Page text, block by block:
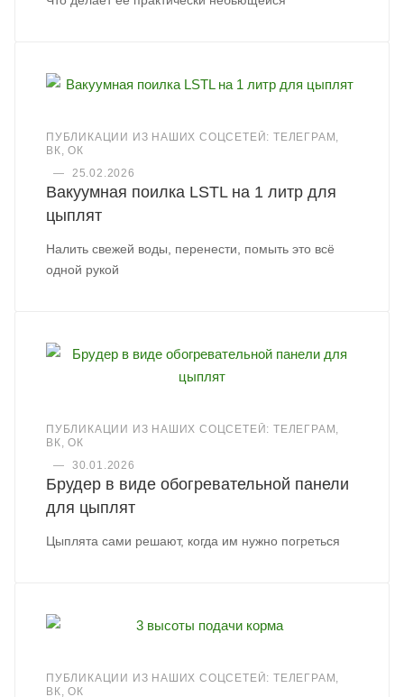
ПУБЛИКАЦИИ ИЗ НАШИХ СОЦСЕТЕЙ: ТЕЛЕГРАМ,
ВК, ОК
—
25.02.2026
Вакуумная поилка LSTL на 1 литр для
цыплят
Налить свежей воды, перенести, помыть это всё
одной рукой
ПУБЛИКАЦИИ ИЗ НАШИХ СОЦСЕТЕЙ: ТЕЛЕГРАМ,
ВК, ОК
—
30.01.2026
Брудер в виде обогревательной панели
для цыплят
Цыплята сами решают, когда им нужно погреться
ПУБЛИКАЦИИ ИЗ НАШИХ СОЦСЕТЕЙ: ТЕЛЕГРАМ,
ВК, ОК